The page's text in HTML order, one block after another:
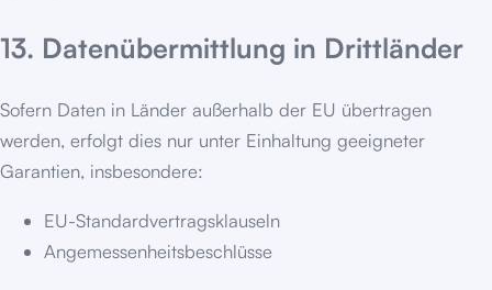
13. Datenübermittlung in Drittländer
Sofern Daten in Länder außerhalb der EU übertragen
werden, erfolgt dies nur unter Einhaltung geeigneter
Garantien, insbesondere:
EU-Standardvertragsklauseln
Angemessenheitsbeschlüsse